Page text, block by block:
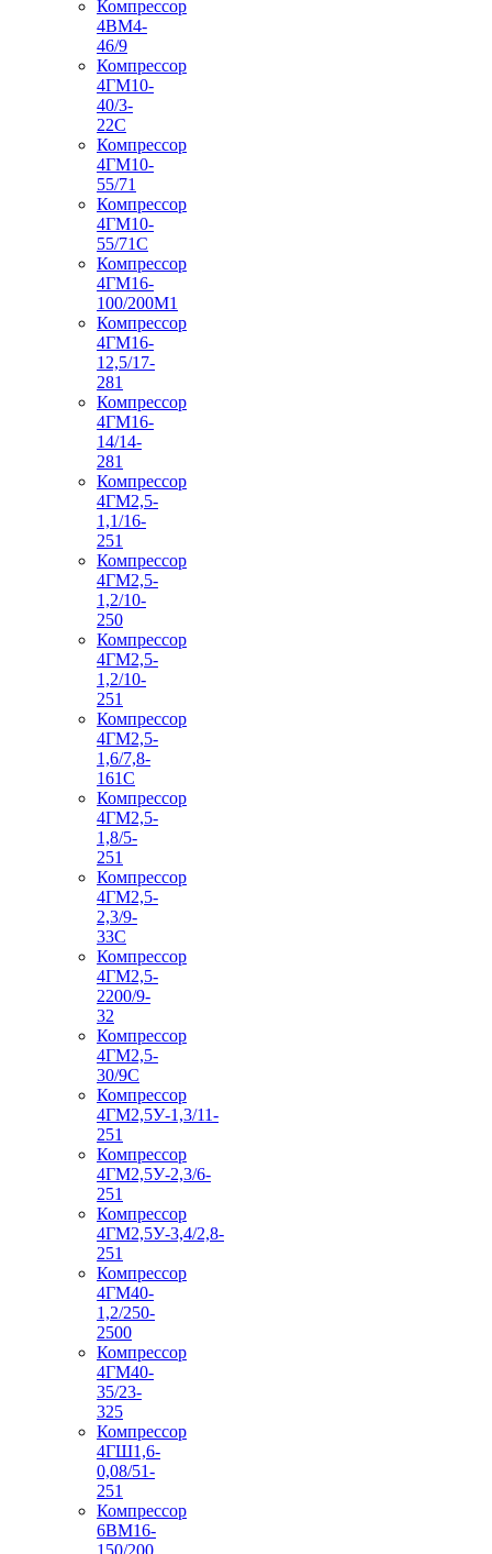
Компрессор
4ВМ4-
46/9
Компрессор
4ГМ10-
40/3-
22С
Компрессор
4ГМ10-
55/71
Компрессор
4ГМ10-
55/71С
Компрессор
4ГМ16-
100/200М1
Компрессор
4ГМ16-
12,5/17-
281
Компрессор
4ГМ16-
14/14-
281
Компрессор
4ГМ2,5-
1,1/16-
251
Компрессор
4ГМ2,5-
1,2/10-
250
Компрессор
4ГМ2,5-
1,2/10-
251
Компрессор
4ГМ2,5-
1,6/7,8-
161С
Компрессор
4ГМ2,5-
1,8/5-
251
Компрессор
4ГМ2,5-
2,3/9-
33С
Компрессор
4ГМ2,5-
2200/9-
32
Компрессор
4ГМ2,5-
30/9С
Компрессор
4ГМ2,5У-1,3/11-
251
Компрессор
4ГМ2,5У-2,3/6-
251
Компрессор
4ГМ2,5У-3,4/2,8-
251
Компрессор
4ГМ40-
1,2/250-
2500
Компрессор
4ГМ40-
35/23-
325
Компрессор
4ГШ1,6-
0,08/51-
251
Компрессор
6ВМ16-
150/200